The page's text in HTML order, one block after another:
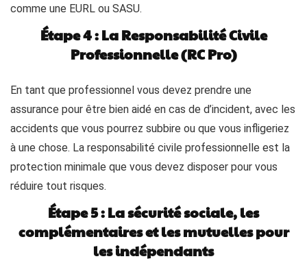
comme une EURL ou SASU.
Étape 4 : La Responsabilité Civile
Professionnelle (RC Pro)
En tant que professionnel vous devez prendre une
assurance pour être bien aidé en cas de d’incident, avec les
accidents que vous pourrez subbire ou que vous infligeriez
à une chose. La responsabilité civile professionnelle est la
protection minimale que vous devez disposer pour vous
réduire tout risques.
Étape 5 : La sécurité sociale, les
complémentaires et les mutuelles pour
les indépendants